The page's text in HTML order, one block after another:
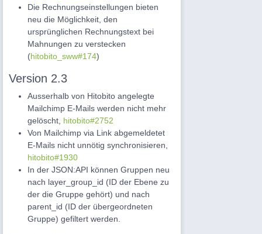
Die Rechnungseinstellungen bieten
neu die Möglichkeit, den
ursprünglichen Rechnungstext bei
Mahnungen zu verstecken
(hitobito_sww#174)
Version 2.3
Ausserhalb von Hitobito angelegte
Mailchimp E-Mails werden nicht mehr
gelöscht, hitobito#2752
Von Mailchimp via Link abgemeldetet
E-Mails nicht unnötig synchronisieren,
hitobito#1930
In der JSON:API können Gruppen neu
nach layer_group_id (ID der Ebene zu
der die Gruppe gehört) und nach
parent_id (ID der übergeordneten
Gruppe) gefiltert werden.